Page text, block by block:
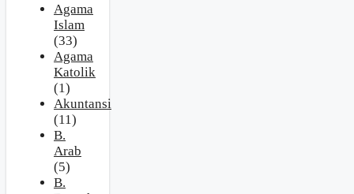
Agama
Islam
(33)
Agama
Katolik
(1)
Akuntansi
(11)
B.
Arab
(5)
B.